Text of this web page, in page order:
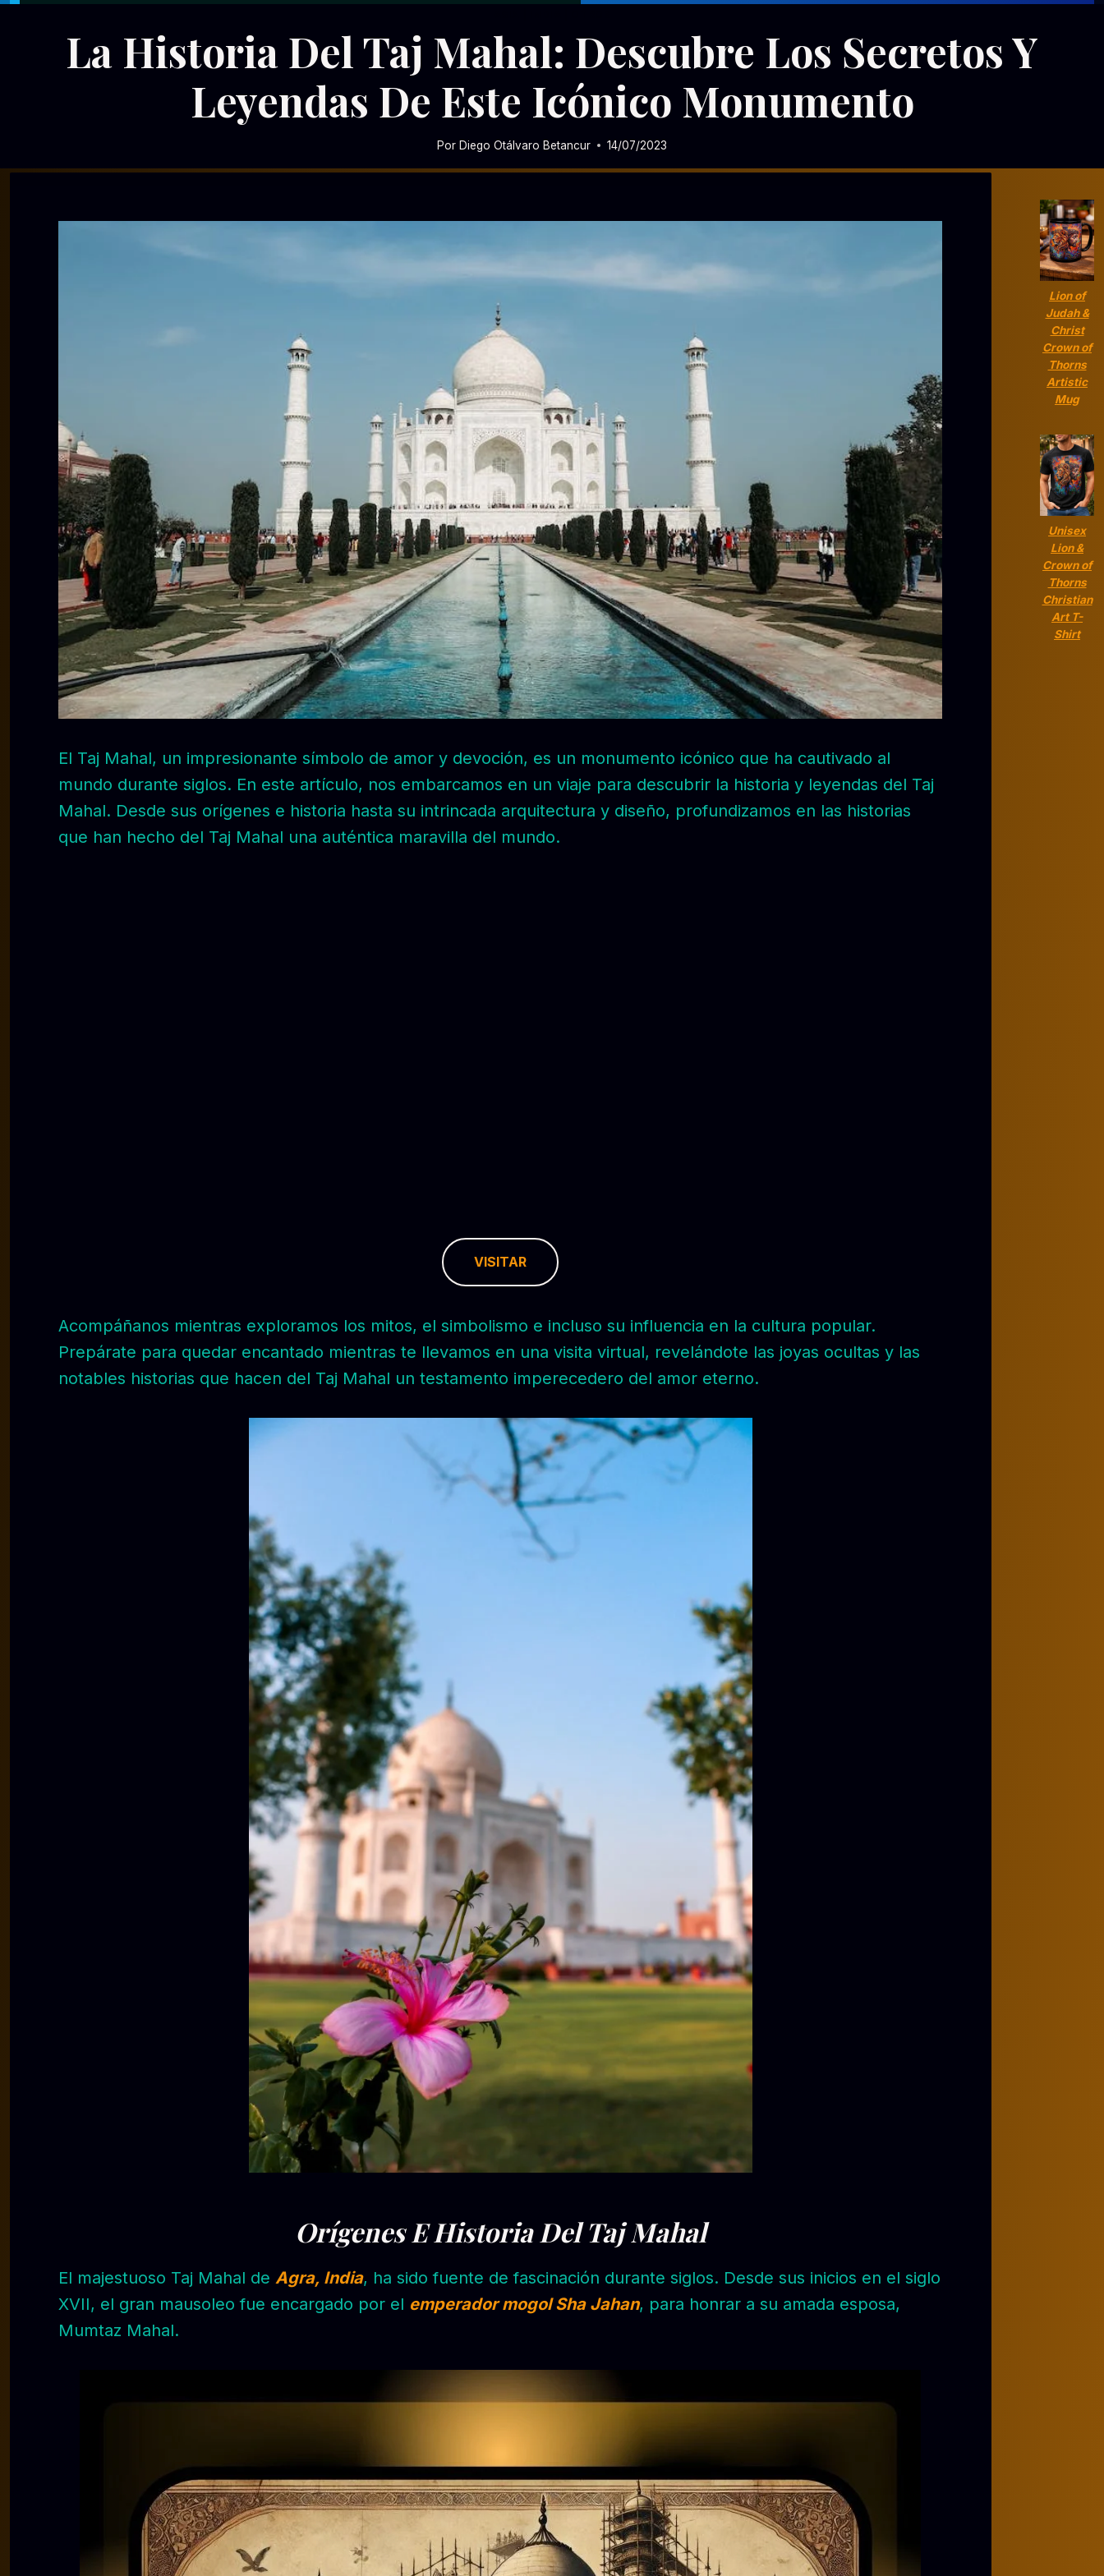
La Historia Del Taj Mahal: Descubre Los Secretos Y
Leyendas De Este Icónico Monumento
Por Diego Otálvaro Betancur 14/07/2023
El Taj Mahal, un impresionante símbolo de amor y devoción, es un monumento icónico que ha cautivado al
mundo durante siglos. En este artículo, nos embarcamos en un viaje para descubrir la historia y leyendas del Taj
Mahal. Desde sus orígenes e historia hasta su intrincada arquitectura y diseño, profundizamos en las historias
que han hecho del Taj Mahal una auténtica maravilla del mundo.
VISITAR
Acompáñanos mientras exploramos los mitos, el simbolismo e incluso su influencia en la cultura popular.
Prepárate para quedar encantado mientras te llevamos en una visita virtual, revelándote las joyas ocultas y las
notables historias que hacen del Taj Mahal un testamento imperecedero del amor eterno.
Orígenes E Historia Del Taj Mahal
El majestuoso Taj Mahal de Agra, India, ha sido fuente de fascinación durante siglos. Desde sus inicios en el siglo
XVII, el gran mausoleo fue encargado por el emperador mogol Sha Jahan, para honrar a su amada esposa,
Mumtaz Mahal.
Lion of
Judah &
Christ
Crown of
Thorns
Artistic
Mug
Unisex
Lion &
Crown of
Thorns
Christian
Art T-
Shirt